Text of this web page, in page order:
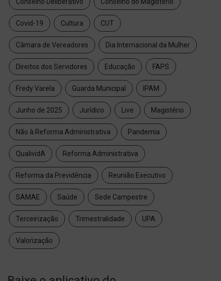
Conselho Deliberativo Conselho do Magistério
Covid-19 Cultura CUT
Câmara de Vereadores Dia Internacional da Mulher
Direitos dos Servidores Educação FAPS
Fredy Varela Guarda Municipal IPAM
Junho de 2025 Jurídico Live Magistério
Não à Reforma Administrativa Pandemia
QualividA Reforma Administrativa
Reforma da Previdência Reunião Executivo
SAMAE Saúde Sede Campestre
Terceirização Trimestralidade UPA
Valorização